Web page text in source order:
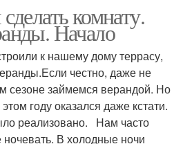
комнату.
Начало
к нашему дому террасу,
честно, даже не
сезоне займемся верандой. Но
году оказался даже кстати.
реализовано. Нам часто
В холодные ночи